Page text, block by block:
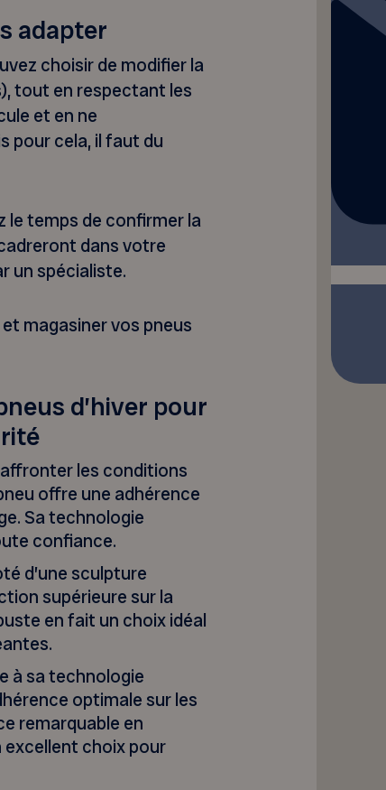
adapter
choisir de modifier la
tout en respectant les
et en ne
pour cela, il faut du
le temps de confirmer la
dans votre
un spécialiste.
magasiner vos pneus
d’hiver pour
les conditions
offre une adhérence
Sa technologie
confiance.
d’une sculpture
supérieure sur la
en fait un choix idéal
à sa technologie
optimale sur les
remarquable en
choix pour